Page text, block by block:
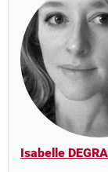
Isabelle